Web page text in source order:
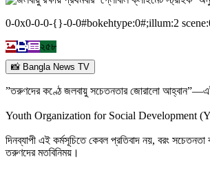
0-0x0-0-0-{}-0-0#bokehtype:0#;illum:2
২৫৮
📸 Bangla News TV
‎”তরুণদের কণ্ঠে জলবায়ু সচেতনতার জোরালো আহ্বান”—এই
‎Youth Organization for Social Development (YOSD)
‎দিনব্যাপী এই কর্মসূচিতে কেবল প্রতিবাদ নয়, বরং
তরুণদের মতবিনিময়।